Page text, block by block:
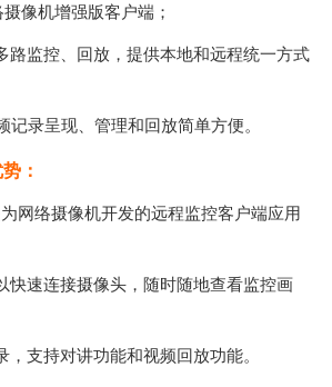
像机增强版客户端；
路监控、回放，提供本地和远程统一方式
记录呈现、管理和回放简单方便。
：
网络摄像机开发的远程监控客户端应用
快速连接摄像头，随时随地查看监控画
，支持对讲功能和视频回放功能。